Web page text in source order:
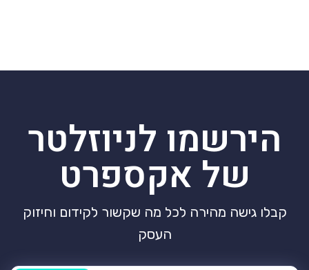
הירשמו לניוזלטר
של אקספרט
קבלו גישה מהירה לכל מה שקשור לקידום וחיזוק
העסק